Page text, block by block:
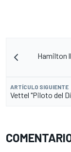
Hamilton
ARTÍCULO SIGUIENTE
Vettel "Piloto del